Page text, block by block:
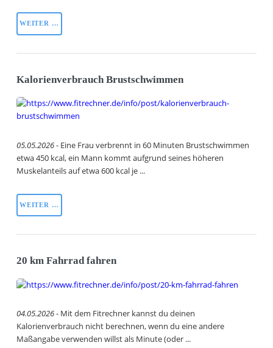
WEITER …
Kalorienverbrauch Brustschwimmen
05.05.2026- Eine Frau verbrennt in 60 Minuten Brustschwimmen
etwa 450 kcal, ein Mann kommt aufgrund seines höheren
Muskelanteils auf etwa 600 kcal je ...
WEITER …
20 km Fahrrad fahren
04.05.2026- Mit dem Fitrechner kannst du deinen
Kalorienverbrauch nicht berechnen, wenn du eine andere
Maßangabe verwenden willst als Minute (oder ...